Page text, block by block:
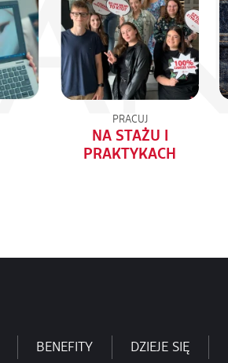
PRACUJ
NA STAŻU I
PRAKTYKACH
BENEFITY DZIEJE SIĘ